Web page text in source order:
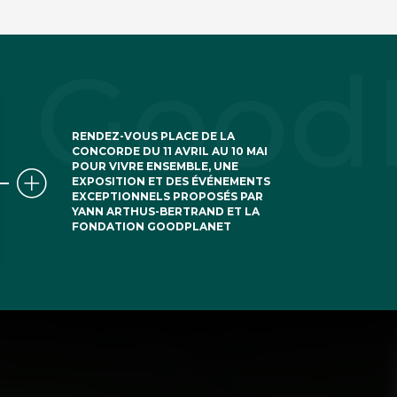
RENDEZ-VOUS PLACE DE LA
CONCORDE DU 11 AVRIL AU 10 MAI
POUR VIVRE ENSEMBLE, UNE
EXPOSITION ET DES ÉVÉNEMENTS
EXCEPTIONNELS PROPOSÉS PAR
YANN ARTHUS-BERTRAND ET LA
FONDATION GOODPLANET